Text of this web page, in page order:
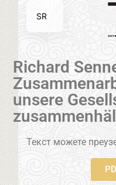
Richard
unsere
Текст можете
SR
EN